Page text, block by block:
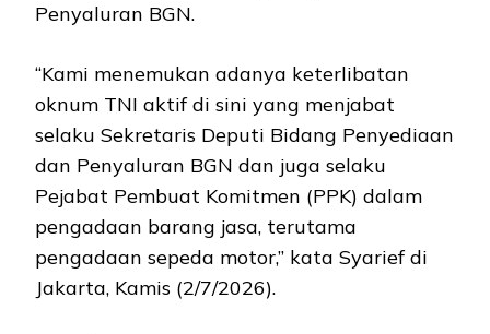
Penyaluran BGN.
“Kami menemukan adanya keterlibatan
oknum TNI aktif di sini yang menjabat
selaku Sekretaris Deputi Bidang Penyediaan
dan Penyaluran BGN dan juga selaku
Pejabat Pembuat Komitmen (PPK) dalam
pengadaan barang jasa, terutama
pengadaan sepeda motor,” kata Syarief di
Jakarta, Kamis (2/7/2026).